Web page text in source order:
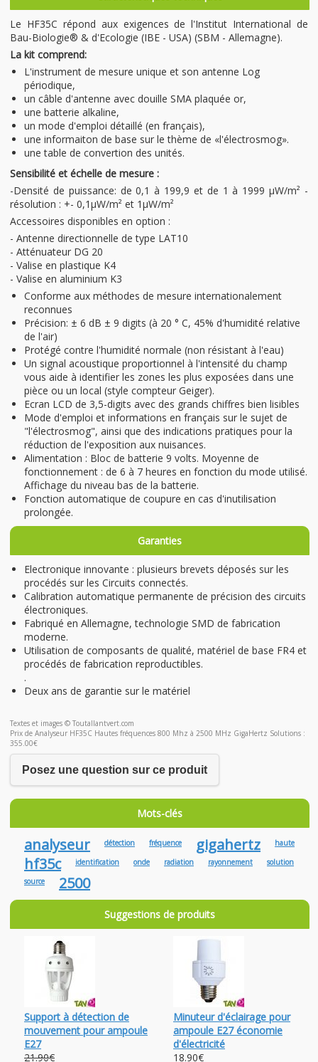
Le HF35C répond aux exigences de l'Institut International de
Bau-Biologie® & d'Ecologie (IBE - USA) (SBM - Allemagne).
La kit comprend:
L'instrument de mesure unique et son antenne Log
périodique,
un câble d'antenne avec douille SMA plaquée or,
une batterie alkaline,
un mode d'emploi détaillé (en français),
une informaiton de base sur le thème de «l'électrosmog».
une table de convertion des unités.
Sensibilité et échelle de mesure :
-Densité de puissance: de 0,1 à 199,9 et de 1 à 1999 µW/m² -
résolution : +- 0,1µW/m² et 1µW/m²
Accessoires disponibles en option :
- Antenne directionnelle de type LAT10
- Atténuateur DG 20
- Valise en plastique K4
- Valise en aluminium K3
Conforme aux méthodes de mesure internationalement
reconnues
Précision: ± 6 dB ± 9 digits (à 20 ° C, 45% d'humidité relative
de l'air)
Protégé contre l'humidité normale (non résistant à l'eau)
Un signal acoustique proportionnel à l'intensité du champ
vous aide à identifier les zones les plus exposées dans une
pièce ou un local (style compteur Geiger).
Ecran LCD de 3,5-digits avec des grands chiffres bien lisibles
Mode d'emploi et informations en français sur le sujet de
"l'électrosmog", ainsi que des indications pratiques pour la
réduction de l'exposition aux nuisances.
Alimentation : Bloc de batterie 9 volts. Moyenne de
fonctionnement : de 6 à 7 heures en fonction du mode utilisé.
Affichage du niveau bas de la batterie.
Fonction automatique de coupure en cas d'inutilisation
prolongée.
Garanties
Electronique innovante : plusieurs brevets déposés sur les
procédés sur les Circuits connectés.
Calibration automatique permanente de précision des circuits
électroniques.
Fabriqué en Allemagne, technologie SMD de fabrication
moderne.
Utilisation de composants de qualité, matériel de base FR4 et
procédés de fabrication reproductibles.
.
Deux ans de garantie sur le matériel
Textes et images © Toutallantvert.com
Prix de Analyseur HF35C Hautes fréquences 800 Mhz à 2500 MHz GigaHertz Solutions :
355.00€
Posez une question sur ce produit
Mots-clés
analyseur détection fréquence gigahertz haute
hf35c identification onde radiation rayonnement
solution
source
2500
Suggestions de produits
Support à détection de
mouvement pour ampoule
E27
21.90€
Minuteur d'éclairage pour
ampoule E27 économie
d'électricité
18.90€